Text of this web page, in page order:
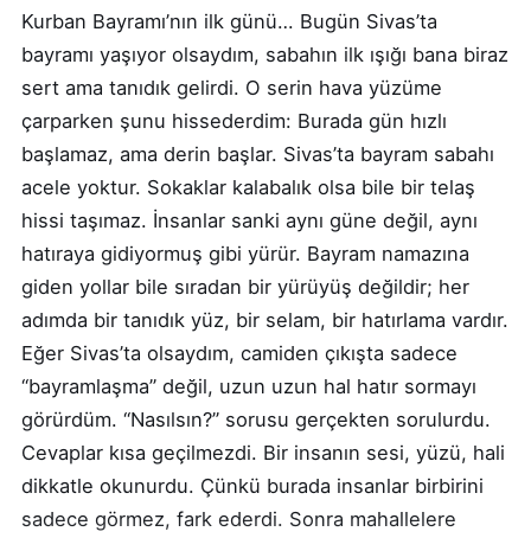
Kurban Bayramı’nın ilk günü… Bugün Sivas’ta
bayramı yaşıyor olsaydım, sabahın ilk ışığı bana biraz
sert ama tanıdık gelirdi. O serin hava yüzüme
çarparken şunu hissederdim: Burada gün hızlı
başlamaz, ama derin başlar. Sivas’ta bayram sabahı
acele yoktur. Sokaklar kalabalık olsa bile bir telaş
hissi taşımaz. İnsanlar sanki aynı güne değil, aynı
hatıraya gidiyormuş gibi yürür. Bayram namazına
giden yollar bile sıradan bir yürüyüş değildir; her
adımda bir tanıdık yüz, bir selam, bir hatırlama vardır.
Eğer Sivas’ta olsaydım, camiden çıkışta sadece
“bayramlaşma” değil, uzun uzun hal hatır sormayı
görürdüm. “Nasılsın?” sorusu gerçekten sorulurdu.
Cevaplar kısa geçilmezdi. Bir insanın sesi, yüzü, hali
dikkatle okunurdu. Çünkü burada insanlar birbirini
sadece görmez, fark ederdi. Sonra mahallelere